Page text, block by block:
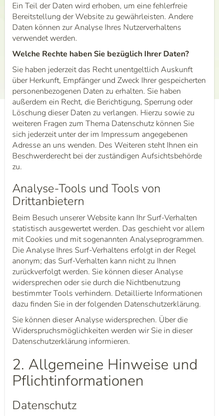
Ein Teil der Daten wird erhoben, um eine fehlerfreie
Bereitstellung der Website zu gewährleisten. Andere
Daten können zur Analyse Ihres Nutzerverhaltens
verwendet werden.
Welche Rechte haben Sie bezüglich Ihrer Daten?
Sie haben jederzeit das Recht unentgeltlich Auskunft
über Herkunft, Empfänger und Zweck Ihrer gespeicherten
personenbezogenen Daten zu erhalten. Sie haben
außerdem ein Recht, die Berichtigung, Sperrung oder
Löschung dieser Daten zu verlangen. Hierzu sowie zu
weiteren Fragen zum Thema Datenschutz können Sie
sich jederzeit unter der im Impressum angegebenen
Adresse an uns wenden. Des Weiteren steht Ihnen ein
Beschwerderecht bei der zuständigen Aufsichtsbehörde
zu.
Analyse-Tools und Tools von
Drittanbietern
Beim Besuch unserer Website kann Ihr Surf-Verhalten
statistisch ausgewertet werden. Das geschieht vor allem
mit Cookies und mit sogenannten Analyseprogrammen.
Die Analyse Ihres Surf-Verhaltens erfolgt in der Regel
anonym; das Surf-Verhalten kann nicht zu Ihnen
zurückverfolgt werden. Sie können dieser Analyse
widersprechen oder sie durch die Nichtbenutzung
bestimmter Tools verhindern. Detaillierte Informationen
dazu finden Sie in der folgenden Datenschutzerklärung.
Sie können dieser Analyse widersprechen. Über die
Widerspruchsmöglichkeiten werden wir Sie in dieser
Datenschutzerklärung informieren.
2. Allgemeine Hinweise und
Pflichtinformationen
Datenschutz